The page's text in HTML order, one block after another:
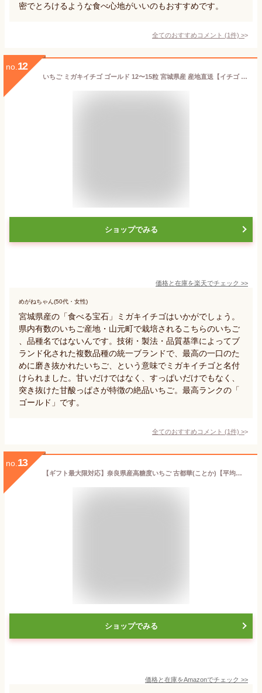
密でとろけるような食べ心地がいいのもおすすめです。
全てのおすすめコメント (1件) >
no. 12
いちご ミガキイチゴ ゴールド 12〜15粒 宮城県産 産地直送【イチゴ 苺 ストロベリー お取り寄せ フルーツ 果物 ギフト 贈答 プレゼント 内祝い】【産直プレミアム】
ショップでみる
価格と在庫を楽天でチェック >>
めがねちゃん(50代・女性)
宮城県産の「食べる宝石」ミガキイチゴはいかがでしょう。
県内有数のいちご産地・山元町で栽培されるこちらのいちご
、品種名ではないんです。技術・製法・品質基準によってブ
ランド化された複数品種の統一ブランドで、最高の一口のた
めに磨き抜かれたいちご、という意味でミガキイチゴと名付
けられました。甘いだけではなく、すっぱいだけでもなく、
突き抜けた甘酸っぱさが特徴の絶品いちご。最高ランクの「
ゴールド」です。
全てのおすすめコメント (1件) >
no. 13
【ギフト最大限対応】奈良県産高糖度いちご 古都華(ことか)【平均糖度15度以上のイチゴ・味にばらつきがない】 (500g(250gパック×2))
ショップでみる
価格と在庫をAmazonでチェック >>